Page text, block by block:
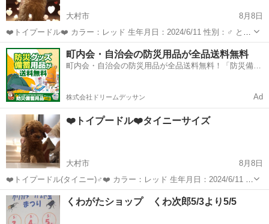
大村市
8月8日
❤️トイプードル❤️ カラー：レッド 生年月日：2024/6/11 性別：♂ とっ
ても大人しく、トイレトレーニングも順調です⭐️ お引き渡し時 マイク
ロチップ挿入完了 ワクチン(5種)接種完了 血統書はご希望の際発行 ...
長崎 大村市 ペットショップ
町内会・自治会の防災用品が全品送料無料
町内会・自治会の防災用品が全品送料無料！「防災備蓄
株式会社ドリームデッサン Ad
❤️トイプードル❤️タイニーサイズ
大村市
8月8日
❤️トイプードル(タイニー)♂❤️ カラー：レッド 生年月日：2024/6/11 性
別：♂ 小柄でとっても可愛くて大人しいトイプーです。 お手頃な価格
で販売中です🐶 お引き渡し時 マイクロチップ挿入完了 ワクチン(5種...
長崎 大村市 ペットショップ
くわがたショップ くわ次郎5/3より5/5